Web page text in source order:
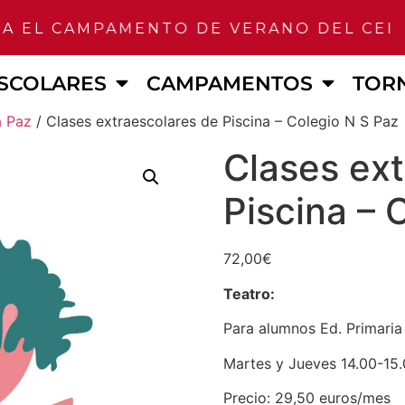
CAMPAMENTO DE VERANO DEL CEIP
CAMPAMENTOS
Paz / Clases extraescolares de Piscina – Colegio N S Paz
Clases
Piscina –
72,00€
Teatro:
Para alumnos Ed. Primaria
Martes y Jueves 14.00-
Precio: 29,50 euros/mes